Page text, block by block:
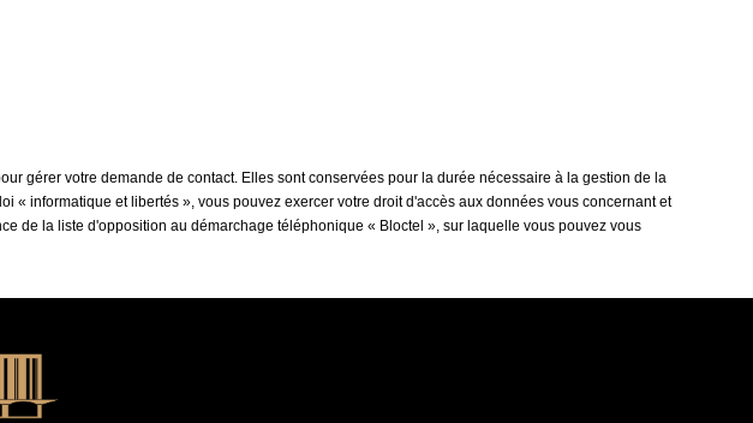
gérer votre demande de contact. Elles sont conservées pour la durée nécessaire à la gestion de la
informatique et libertés », vous pouvez exercer votre droit d'accès aux données vous concernant et
de la liste d'opposition au démarchage téléphonique « Bloctel », sur laquelle vous pouvez vous